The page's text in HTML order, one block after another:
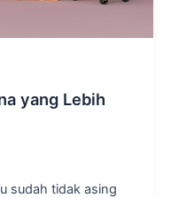
yang Lebih
sudah tidak asing